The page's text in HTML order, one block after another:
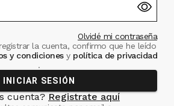
Olvidé mi contraseña
la cuenta, confirmo que he leído
y condiciones ypolítica de privacidad
.
INICIAR SESIÓN
cuenta? Registrate aquí